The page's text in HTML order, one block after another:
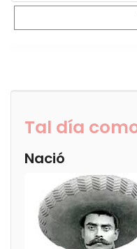
Tal día
Nació